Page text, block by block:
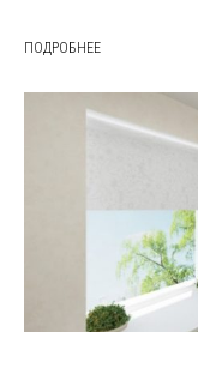
ПОДРОБНЕЕ